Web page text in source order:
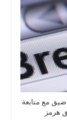
مع متابعة
هرمز